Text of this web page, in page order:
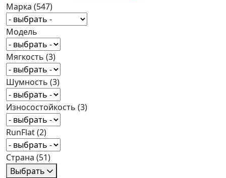
Марка (547)
Модель
Мягкость (3)
Шумность (3)
Износостойкость (3)
RunFlat(2)
Страна (51)
Выбрать